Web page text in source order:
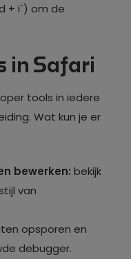
+ i`) om de
in Safari
tools in iedere
Wat kun je er
bewerken: bekijk
van
opsporen en
debugger.